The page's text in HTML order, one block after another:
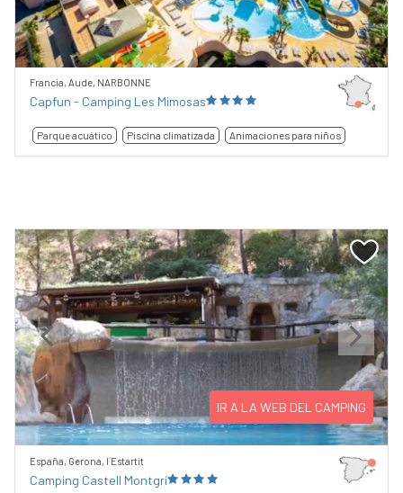
Francia, Aude, NARBONNE
Capfun - Camping Les Mimosas
Parque acuático Piscina climatizada Animaciones para niños
Previous Next
IR A LA WEB DEL CAMPING
España, Gerona, l´Estartit
Camping Castell Montgrí